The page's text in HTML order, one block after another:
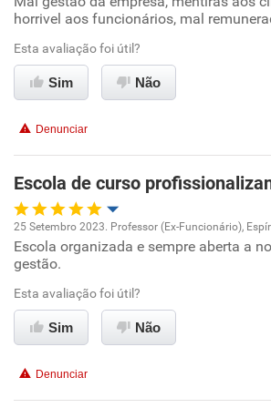
Ambiente de trabalho
Conciliação com a vida familiar
Não recomenda esta empresa
Não recomenda a diretoria
horrivel aos funcionários, mal
Esta avaliação foi útil?
Sim Não
Denunciar
Escola de curso
Oportunidade de promoção
Ambiente de trabalho
Conciliação com a vida familiar
25 Setembro 2023. Professor (Ex-Funcionário),
Escola organizada e sempre aberta a
gestão.
Esta avaliação foi útil?
Sim Não
Denunciar